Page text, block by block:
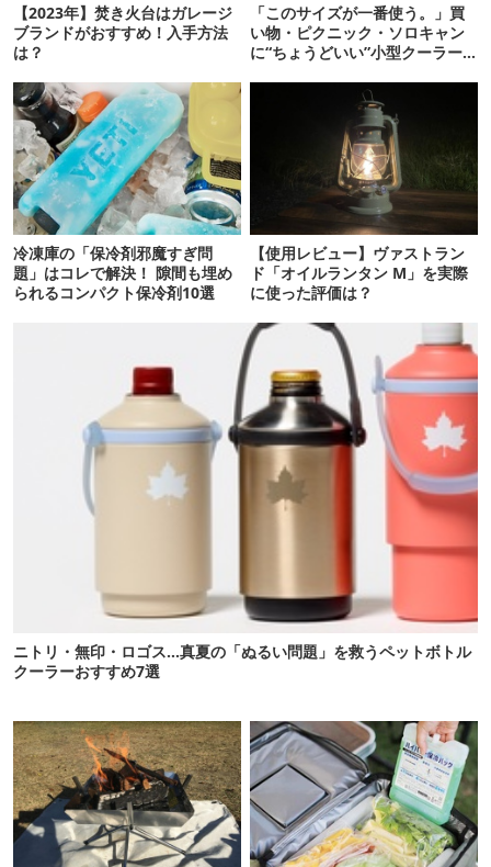
【2023年】焚き火台はガレージ
ブランドがおすすめ！入手方法
は？
「このサイズが一番使う。」買
い物・ピクニック・ソロキャン
に“ちょうどいい”小型クーラー
冷凍庫の「保冷剤邪魔すぎ問
題」はコレで解決！ 隙間も埋め
られるコンパクト保冷剤10選
【使用レビュー】ヴァストラン
ド「オイルランタン M」を実際
に使った評価は？
ニトリ・無印・ロゴス…真夏の「ぬるい問題」を救うペットボトル
クーラーおすすめ7選